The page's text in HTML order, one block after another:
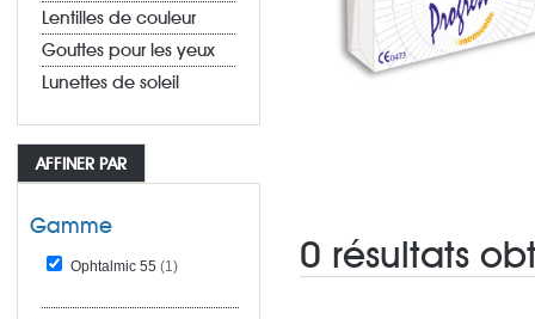
Lentilles de couleur
Gouttes pour les yeux
Lunettes de soleil
AFFINER PAR
Gamme
Ophtalmic 55 (1) 0 résultats